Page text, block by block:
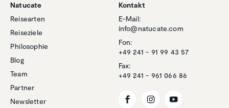
Natucate
Reisearten
Reiseziele
Philosophie
Blog
Team
Partner
Newsletter
Kontakt
E-Mail:
info@natucate.com
Fon:
+49 241 - 91 99 43 57
Fax:
+49 241 - 961 066 86